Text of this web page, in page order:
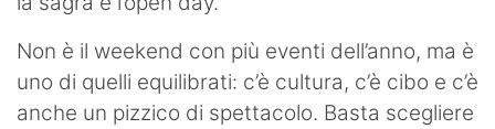
Non è il weekend con più eventi dell’anno, ma è
uno di quelli equilibrati: c’è cultura, c’è cibo e c’è
anche un pizzico di spettacolo. Basta scegliere